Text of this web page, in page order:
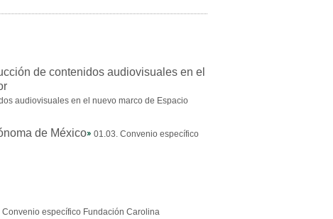
audiovisuales en el nuevo marco de Espacio
01.03. Convenio específico
Convenio específico Fundación Carolina